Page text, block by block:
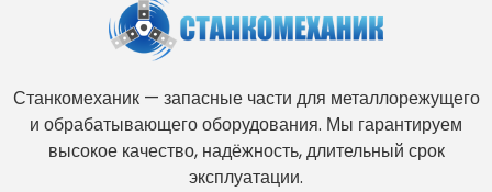
Станкомеханик — запасные части для металлорежущего
и обрабатывающего оборудования. Мы гарантируем
высокое качество, надёжность, длительный срок
эксплуатации.